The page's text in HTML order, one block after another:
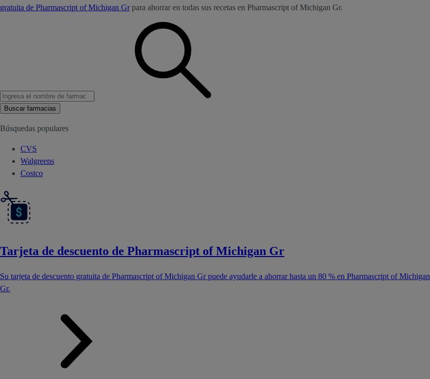
gratuita de Pharmascript of Michigan Grpara ahorrar en todas sus recetas en Pharmascript of Michigan Gr.
Buscar farmacias
Búsquedas populares
CVS
Walgreens
Costco
Tarjeta de descuento de Pharmascript of Michigan Gr
Su tarjeta de descuento gratuita de Pharmascript of Michigan Gr puede ayudarle a ahorrar hasta un 80 % en Pharmascript of Michigan
Gr.